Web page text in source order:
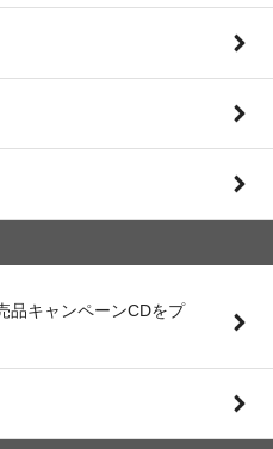
品キャンペーンCDをプ